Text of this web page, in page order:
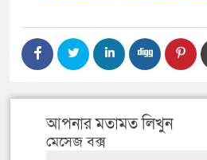
আপনার মতামত লিখুন
মেসেজ বক্স